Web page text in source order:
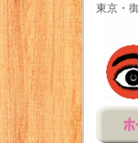
東京・